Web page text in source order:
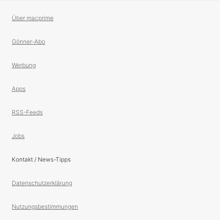
Über macprime
Gönner-Abo
Werbung
Apps
RSS-Feeds
Jobs
Kontakt / News-Tipps
Datenschutzerklärung
Nutzungsbestimmungen